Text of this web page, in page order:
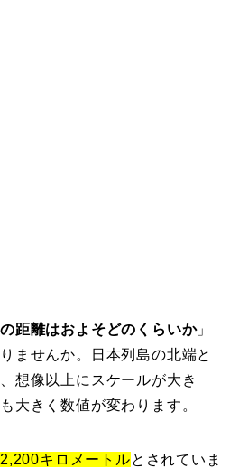
距離はおよそどのくらいか」
ませんか。日本列島の北端と
想像以上にスケールが大き
大きく数値が変わります。
キロメートルとされていま